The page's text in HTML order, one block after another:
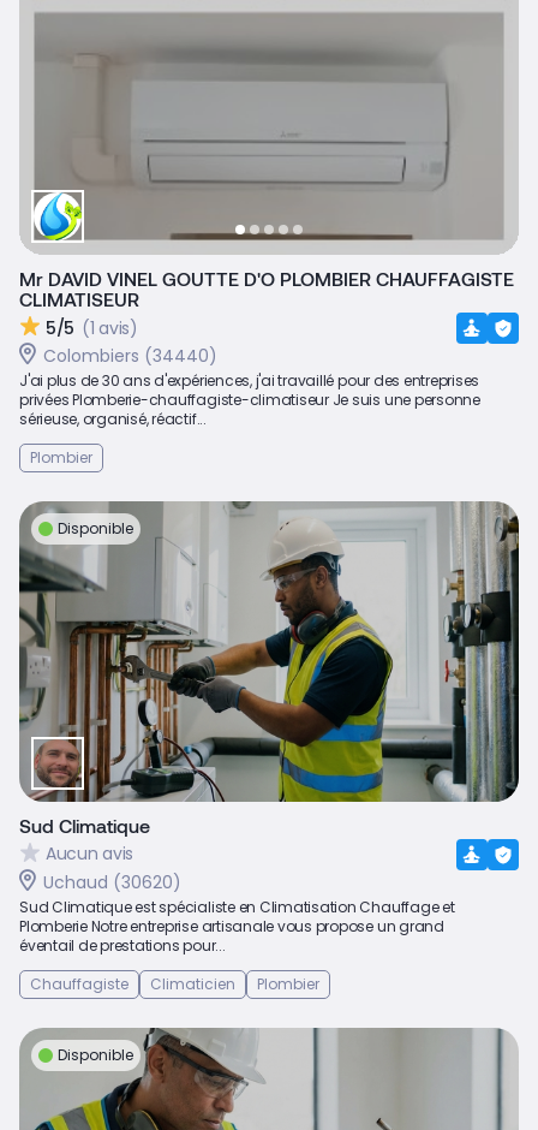
Mr DAVID VINEL GOUTTE D'O PLOMBIER CHAUFFAGISTE
CLIMATISEUR
5/5 (1 avis)
Colombiers (34440)
J'ai plus de 30 ans d'expériences, j'ai travaillé pour des entreprises
privées Plomberie-chauffagiste-climatiseur Je suis une personne
sérieuse, organisé, réactif...
Plombier
Disponible
Sud Climatique
Aucun avis
Uchaud (30620)
Sud Climatique est spécialiste en Climatisation Chauffage et
Plomberie Notre entreprise artisanale vous propose un grand
éventail de prestations pour...
Chauffagiste
Climaticien Plombier
Disponible